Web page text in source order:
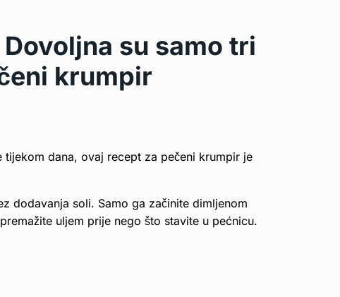
su samo tri
krumpir
dana, ovaj recept za pečeni krumpir je
dodavanja soli. Samo ga začinite dimljenom
uljem prije nego što stavite u pećnicu.